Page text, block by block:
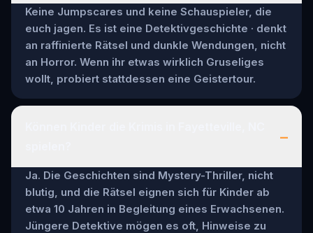
Keine Jumpscares und keine Schauspieler, die
euch jagen. Es ist eine Detektivgeschichte · denkt
an raffinierte Rätsel und dunkle Wendungen, nicht
an Horror. Wenn ihr etwas wirklich Gruseliges
wollt, probiert stattdessen eine Geistertour.
–
Ja. Die Geschichten sind Mystery-Thriller, nicht
blutig, und die Rätsel eignen sich für Kinder ab
etwa 10 Jahren in Begleitung eines Erwachsenen.
Jüngere Detektive mögen es oft, Hinweise zu